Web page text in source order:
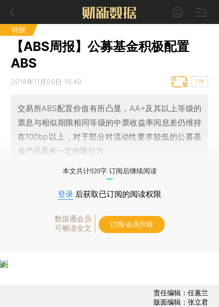
特报
【ABS周报】公募基金积极配置
ABS
2018年11月09日 15:49 T中
交易所ABS配置价值有所凸显，AA+及其以上等级的
票息与相似期限相同等级的中票收益率间息差仍维持
在100bp以上，对于部分对流动性要求较低的公募基
金产品具有一定的吸引力
本文共计920字 订阅后继续阅读
登录 后获取已订阅的阅读权限
数据通会员
可畅读全文
订阅/会员升级
责任编辑：任蕙兰
版面编辑：张立君